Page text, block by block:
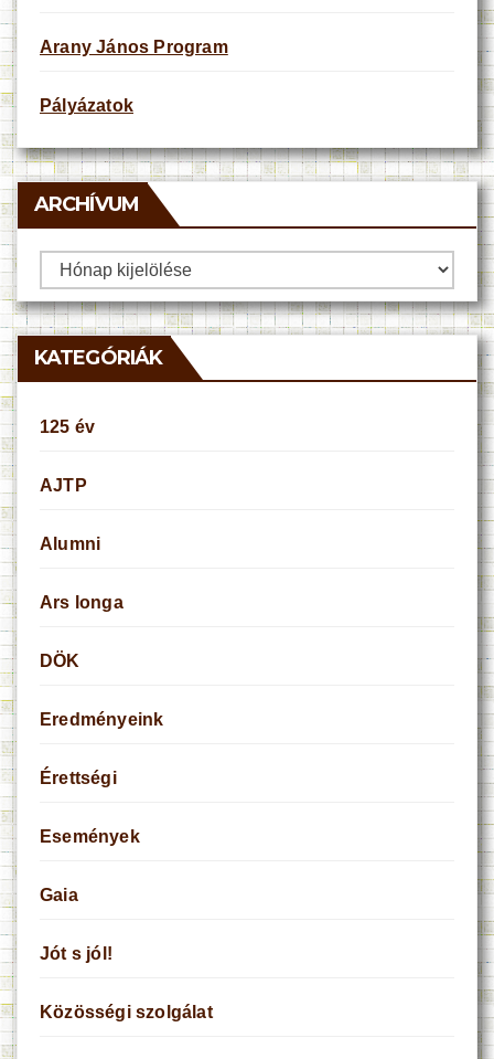
Arany János Program
Pályázatok
ARCHÍVUM
Archívum
KATEGÓRIÁK
125 év
AJTP
Alumni
Ars longa
DÖK
Eredményeink
Érettségi
Események
Gaia
Jót s jól!
Közösségi szolgálat